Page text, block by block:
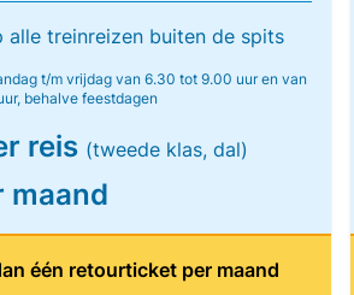
alle treinreizen buiten de spits
t/m vrijdag van 6.30 tot 9.00 uur en van
behalve feestdagen
reis (tweede klas, dal)
maand
één retourticket per maand